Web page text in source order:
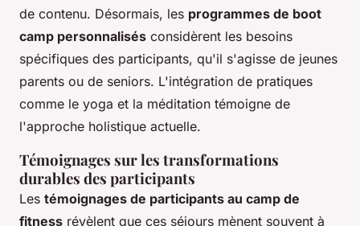
de contenu. Désormais, les programmes de boot
camp personnalisés considèrent les besoins
spécifiques des participants, qu'il s'agisse de jeunes
parents ou de seniors. L'intégration de pratiques
comme le yoga et la méditation témoigne de
l'approche holistique actuelle.
Témoignages sur les transformations
durables des participants
Les témoignages de participants au camp de
fitness révèlent que ces séjours mènent souvent à